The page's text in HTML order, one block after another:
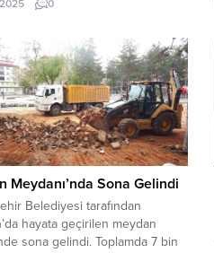
romantik şarkıları ve güçlü
taht kuran usta sanatçı,
için unutulmaz bir gece yaşattı.
Büyükşehir
Geleneksel Ağustos
düzenlenen konserde, Türk
sevilen ismi Mithat Körler,
0
Meydanı’nda Sona Gelindi
Belediyesi tarafından
hayata geçirilen meydan
sona gelindi. Toplamda 7 bin